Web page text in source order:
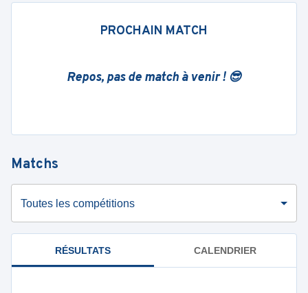
PROCHAIN MATCH
Repos, pas de match à venir ! 😎
Matchs
Toutes les compétitions
RÉSULTATS CALENDRIER